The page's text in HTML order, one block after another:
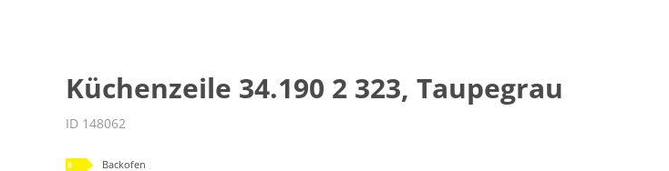
Küchenzeile 34.190 2 323, Taupegrau
ID 148062
Backofen